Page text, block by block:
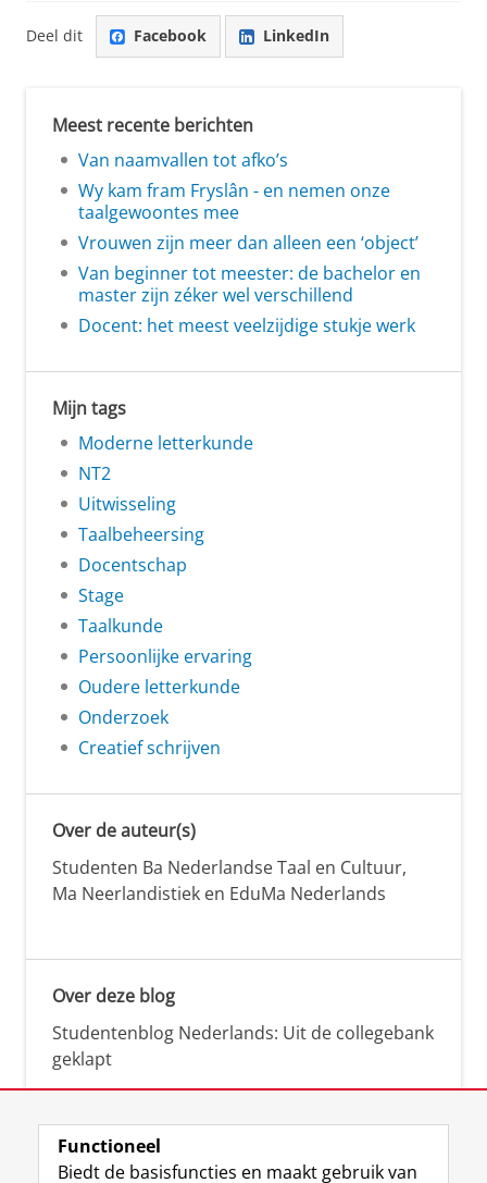
Deel dit Facebook LinkedIn
Meest recente berichten
Van naamvallen tot afko’s
Wy kam fram Fryslân - en nemen onze
taalgewoontes mee
Vrouwen zijn meer dan alleen een ‘object’
Van beginner tot meester: de bachelor en
master zijn zéker wel verschillend
Docent: het meest veelzijdige stukje werk
Mijn tags
Moderne letterkunde
NT2
Uitwisseling
Taalbeheersing
Docentschap
Stage
Taalkunde
Persoonlijke ervaring
Oudere letterkunde
Onderzoek
Creatief schrijven
Over de auteur(s)
Studenten Ba Nederlandse Taal en Cultuur,
Ma Neerlandistiek en EduMa Nederlands
Over deze blog
Studentenblog Nederlands: Uit de collegebank
geklapt
Functioneel
Biedt de basisfuncties en maakt gebruik van